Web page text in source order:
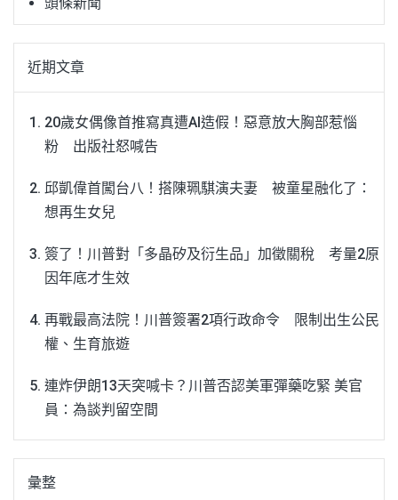
頭條新聞
近期文章
20歲女偶像首推寫真遭AI造假！惡意放大胸部惹惱
粉 出版社怒喊告
邱凱偉首闖台八！搭陳珮騏演夫妻 被童星融化了：
想再生女兒
簽了！川普對「多晶矽及衍生品」加徵關稅 考量2原
因年底才生效
再戰最高法院！川普簽署2項行政命令 限制出生公民
權、生育旅遊
連炸伊朗13天突喊卡？川普否認美軍彈藥吃緊 美官
員：為談判留空間
彙整